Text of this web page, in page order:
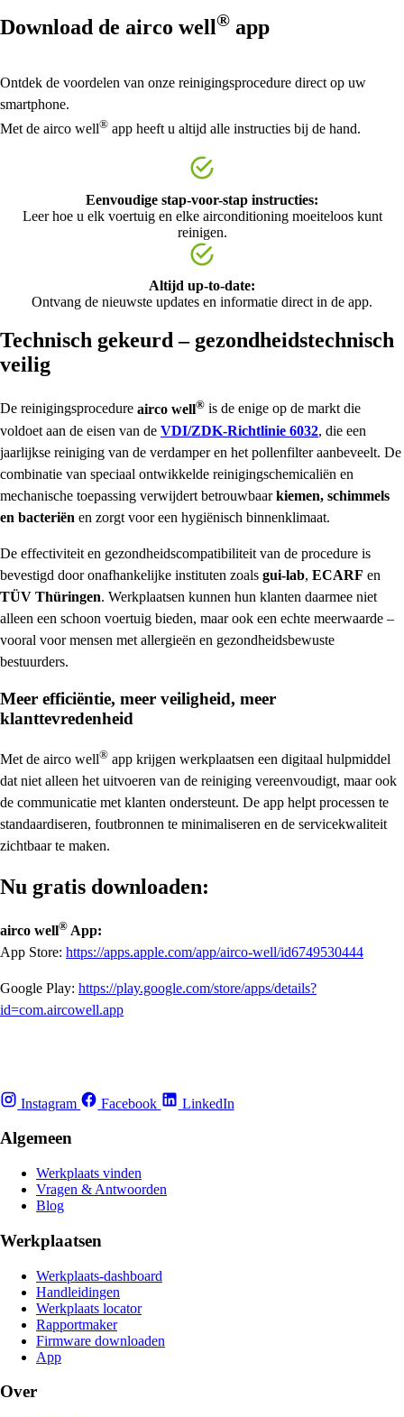
Download de airco well® app
Ontdek de voordelen van onze reinigingsprocedure direct op uw
smartphone.
Met de airco well® app heeft u altijd alle instructies bij de hand.
Eenvoudige stap-voor-stap instructies:
Leer hoe u elk voertuig en elke airconditioning moeiteloos kunt
reinigen.
Altijd up-to-date:
Ontvang de nieuwste updates en informatie direct in de app.
Technisch gekeurd – gezondheidstechnisch
veilig
De reinigingsprocedure airco well® is de enige op de markt die
voldoet aan de eisen van de VDI/ZDK-Richtlinie 6032, die een
jaarlijkse reiniging van de verdamper en het pollenfilter aanbeveelt. De
combinatie van speciaal ontwikkelde reinigingschemicaliën en
mechanische toepassing verwijdert betrouwbaarkiemen, schimmels
en bacteriën en zorgt voor een hygiënisch binnenklimaat.
De effectiviteit en gezondheidscompatibiliteit van de procedure is
bevestigd door onafhankelijke instituten zoals gui-lab, ECARF en
TÜV Thüringen. Werkplaatsen kunnen hun klanten daarmee niet
alleen een schoon voertuig bieden, maar ook een echte meerwaarde –
vooral voor mensen met allergieën en gezondheidsbewuste
bestuurders.
Meer efficiëntie, meer veiligheid, meer
klanttevredenheid
Met de airco well® app krijgen werkplaatsen een digitaal hulpmiddel
dat niet alleen het uitvoeren van de reiniging vereenvoudigt, maar ook
de communicatie met klanten ondersteunt. De app helpt processen te
standaardiseren, foutbronnen te minimaliseren en de servicekwaliteit
zichtbaar te maken.
Nu gratis downloaden:
airco well® App:
App Store: https://apps.apple.com/app/airco-well/id6749530444
Google Play: https://play.google.com/store/apps/details?
id=com.aircowell.app
Instagram Facebook LinkedIn
Algemeen
Werkplaats vinden
Vragen & Antwoorden
Blog
Werkplaatsen
Werkplaats-dashboard
Handleidingen
Werkplaats locator
Rapportmaker
Firmware downloaden
App
Over